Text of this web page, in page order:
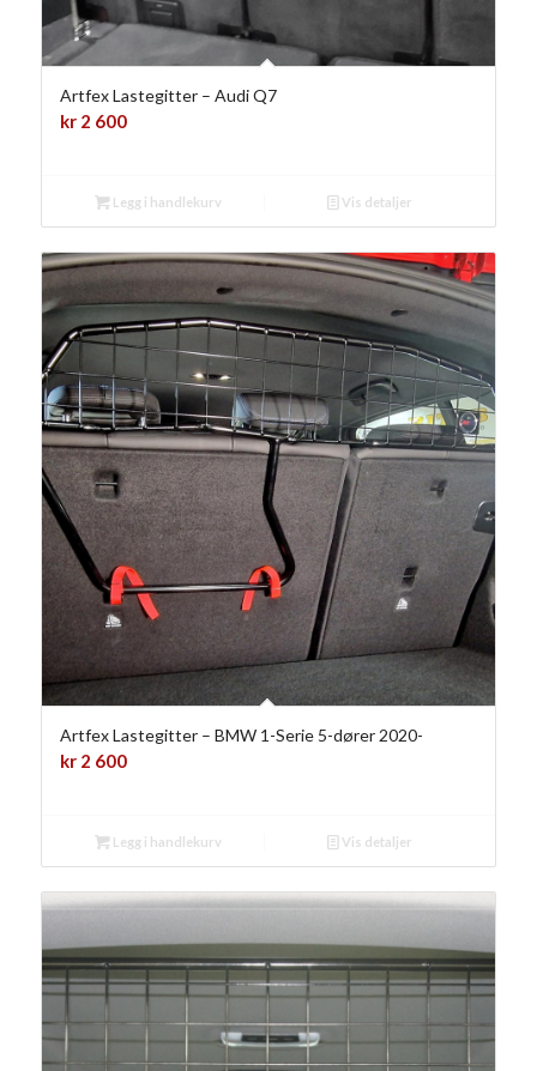
Artfex Lastegitter – Audi Q7
kr2 600
Legg i handlekurv Vis detaljer
Artfex Lastegitter – BMW 1-Serie 5-dører 2020-
kr2 600
Legg i handlekurv Vis detaljer